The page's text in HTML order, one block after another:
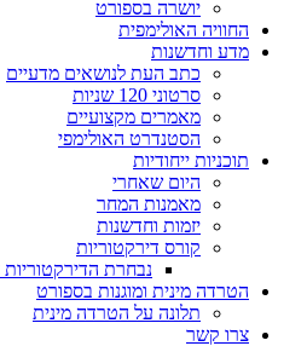
יושרה בספורט
החוויה האולימפית
מדע וחדשנות
כתב העת לנושאים מדעיים
סרטוני 120 שניות
מאמרים מקצועיים
הסטנדרט האולימפי
תוכניות ייחודיות
היום שאחרי
מאמנות המחר
יזמות וחדשנות
קורס דירקטוריות
נבחרת
הטרדה מינית ומוגנות בספורט
תלונה על הטרדה מינית
צרו קשר